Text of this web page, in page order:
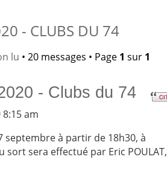
- CLUBS DU 74
lu • 20 messages • Page 1 sur 1
- Clubs du 74
8:15 am
septembre à partir de 18h30, à
sort sera effectué par Eric POULAT,